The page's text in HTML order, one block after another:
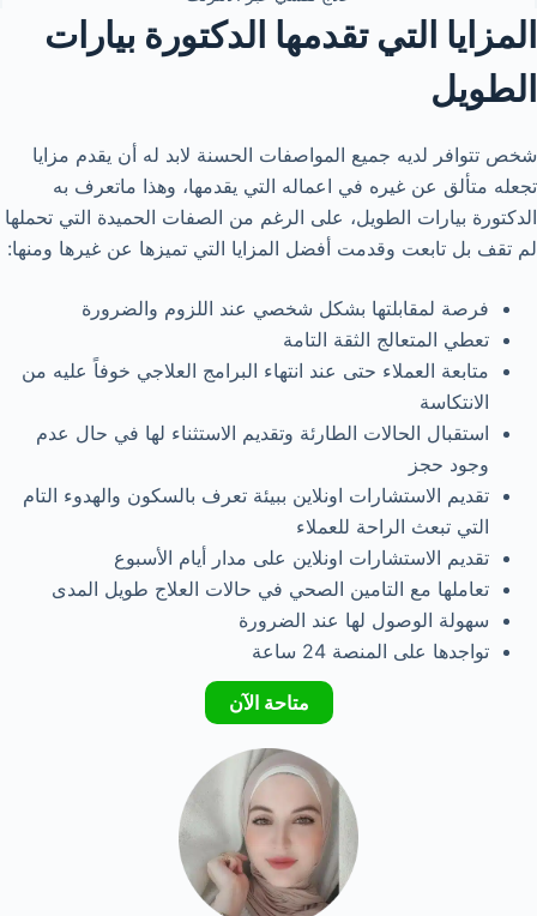
المزايا التي تقدمها الدكتورة بيارات
الطويل
شخص تتوافر لديه جميع المواصفات الحسنة لابد له أن يقدم مزايا
تجعله متألق عن غيره في اعماله التي يقدمها، وهذا ماتعرف به
الدكتورة بيارات الطويل، على الرغم من الصفات الحميدة التي تحملها
لم تقف بل تابعت وقدمت أفضل المزايا التي تميزها عن غيرها ومنها:
فرصة لمقابلتها بشكل شخصي عند اللزوم والضرورة
تعطي المتعالج الثقة التامة
متابعة العملاء حتى عند انتهاء البرامج العلاجي خوفاً عليه من
الانتكاسة
استقبال الحالات الطارئة وتقديم الاستثناء لها في حال عدم
وجود حجز
تقديم الاستشارات اونلاين ببيئة تعرف بالسكون والهدوء التام
التي تبعث الراحة للعملاء
تقديم الاستشارات اونلاين على مدار أيام الأسبوع
تعاملها مع التامين الصحي في حالات العلاج طويل المدى
سهولة الوصول لها عند الضرورة
تواجدها على المنصة 24 ساعة
متاحة الآن